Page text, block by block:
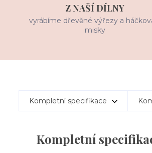
Z NAŠÍ DÍLNY
vyrábíme dřevěné výřezy a
misky
Kompletní specifikace
Kompletní